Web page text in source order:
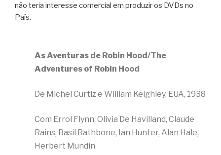
não teria interesse comercial em produzir os DVDs no
País.
As Aventuras de Robin Hood/The
Adventures of Robin Hood
De Michel Curtiz e William Keighley, EUA, 1938
Com Errol Flynn, Olivia De Havilland, Claude
Rains, Basil Rathbone, Ian Hunter, Alan Hale,
Herbert Mundin